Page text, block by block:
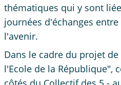
thématiques qui y sont
journées d'échanges
l'avenir.
Dans le cadre du projet
l'Ecole de la République",